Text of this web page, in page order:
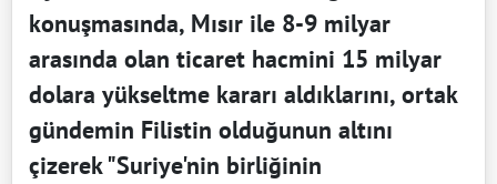
konuşmasında, Mısır ile 8-9 milyar
arasında olan ticaret hacmini 15 milyar
dolara yükseltme kararı aldıklarını, ortak
gündemin Filistin olduğunun altını
çizerek "Suriye'nin birliğinin